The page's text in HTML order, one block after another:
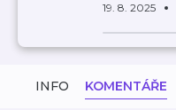
19. 8. 2025
INFO KOMENTÁŘE